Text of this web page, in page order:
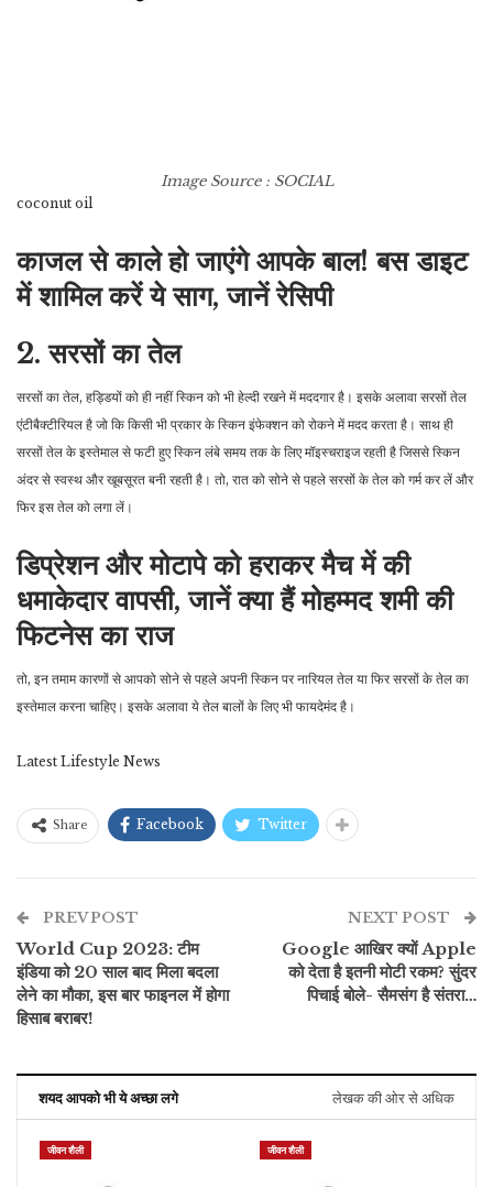
Image Source : SOCIAL
coconut oil
काजल से काले हो जाएंगे आपके बाल! बस डाइट
में शामिल करें ये साग, जानें रेसिपी
2. सरसों का तेल
सरसों का तेल, हड्डियों को ही नहीं स्किन को भी हेल्दी रखने में मददगार है। इसके अलावा सरसों तेल
एंटीबैक्टीरियल है जो कि किसी भी प्रकार के स्किन इंफेक्शन को रोकने में मदद करता है। साथ ही
सरसों तेल के इस्तेमाल से फटी हुए स्किन लंबे समय तक के लिए मॉइस्चराइज रहती है जिससे स्किन
अंदर से स्वस्थ और खूबसूरत बनी रहती है। तो, रात को सोने से पहले सरसों के तेल को गर्म कर लें और
फिर इस तेल को लगा लें।
डिप्रेशन और मोटापे को हराकर मैच में की
धमाकेदार वापसी, जानें क्या हैं मोहम्मद शमी की
फिटनेस का राज
तो, इन तमाम कारणों से आपको सोने से पहले अपनी स्किन पर नारियल तेल या फिर सरसों के तेल का
इस्तेमाल करना चाहिए। इसके अलावा ये तेल बालों के लिए भी फायदेमंद है।
Latest Lifestyle News
Share Facebook Twitter
PREV POST
World Cup 2023: टीम
इंडिया को 20 साल बाद मिला बदला
लेने का मौका, इस बार फाइनल में होगा
हिसाब बराबर!
NEXT POST
Google आखिर क्यों Apple
को देता है इतनी मोटी रकम? सुंदर
पिचाई बोले- सैमसंग है संतरा…
शयद आपको भी ये अच्छा लगे लेखक की ओर से अधिक
जीवन शैली जीवन शैली